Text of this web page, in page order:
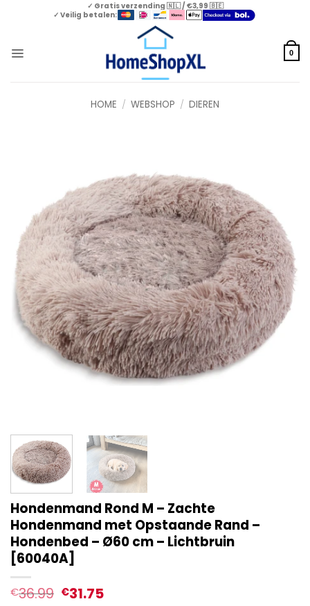
✓ Gratis verzending 🇳🇱 / €3,99 🇧🇪
✓ Veilig betalen:
0
HOME / WEBSHOP / DIEREN
Hondenmand Rond M – Zachte
Hondenmand met Opstaande Rand –
Hondenbed – Ø60 cm – Lichtbruin
[60040A]
€36.99 €31.75